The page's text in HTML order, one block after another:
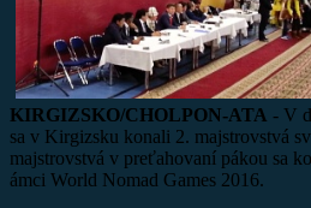
KIRGIZSKO/CHOLPON-ATA - V
sa v Kirgizsku konali 2. majstrovstvá
majstrovstvá v preťahovaní pákou sa
ámci World Nomad Games 2016.